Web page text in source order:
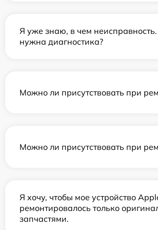
Я уже знаю, в чем
нужна диагностика?
Можно ли присутствовать при
Можно ли присутствовать при
Я хочу, чтобы мое устройство
ремонтировалось только
запчастями.